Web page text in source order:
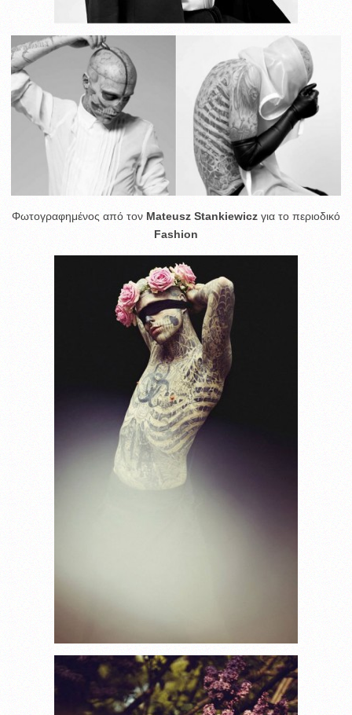
Φωτογραφημένος από τον Mateusz Stankiewicz για το περιοδικό
Fashion